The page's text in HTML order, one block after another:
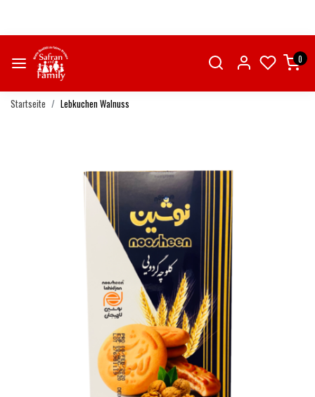
0
Startseite Lebkuchen Walnuss